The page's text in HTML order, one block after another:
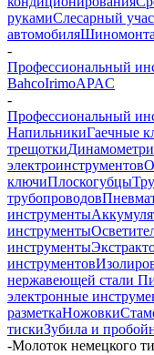
рукамиСлесарный
автомобиля
-
Профессиональный
BahcoIrimoAPAC
-
Профессиональный
НапильникиГаечные
трещотки
электроинструментов
ключиПлоскогубцы
трубопроводов
инструменты
инструменты
инструменты
инструментов
нержавеющей стали
электронные
разметкаНожовки
тискиЗубила и
-Молоток немецкого